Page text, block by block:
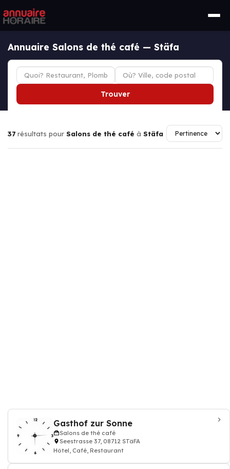
Annuaire Salons de thé café — Stäfa
Trouver
37 résultats pour Salons de thé café à Stäfa
Gasthof zur Sonne
Salons de thé café
Seestrasse 37, 08712 STäFA
Hôtel, Café, Restaurant